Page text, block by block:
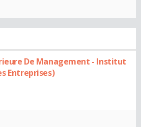
De Management - Institut
Entreprises)